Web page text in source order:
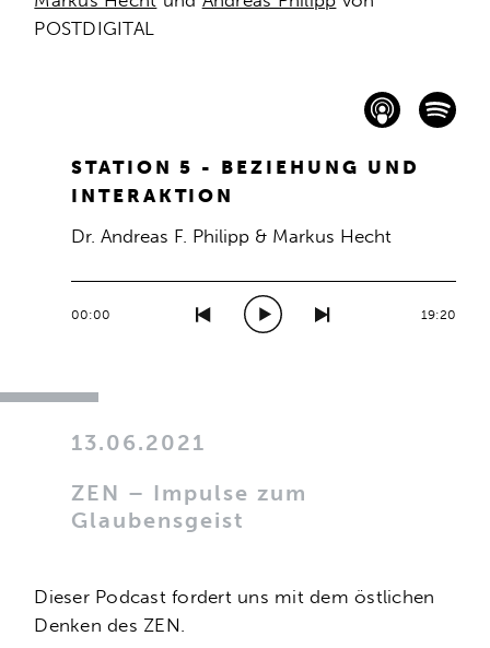
POSTDIGITAL
STATION 5 - BEZIEHUNG UND
INTERAKTION
Dr. Andreas F. Philipp & Markus Hecht
00:00 19:20
13.06.2021
ZEN – Impulse zum
Glaubensgeist
Dieser Podcast fordert uns mit dem östlichen
Denken des ZEN.